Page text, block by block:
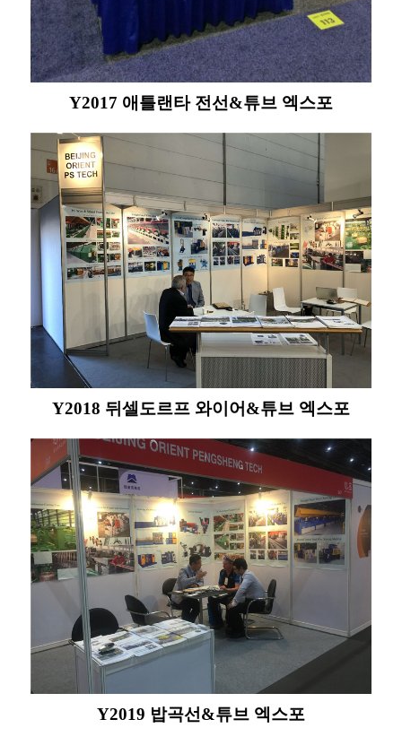
Y2017 애틀랜타 전선&튜브 엑스포
Y2018 뒤셀도르프 와이어&튜브 엑스포
Y2019 밥곡선&튜브 엑스포